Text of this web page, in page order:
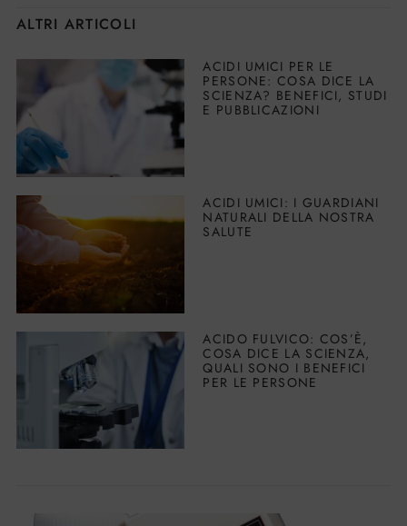
ALTRI ARTICOLI
ACIDI UMICI PER LE
PERSONE: COSA DICE LA
SCIENZA? BENEFICI, STUDI
E PUBBLICAZIONI
ACIDI UMICI: I GUARDIANI
NATURALI DELLA NOSTRA
SALUTE
ACIDO FULVICO: COS’È,
COSA DICE LA SCIENZA,
QUALI SONO I BENEFICI
PER LE PERSONE